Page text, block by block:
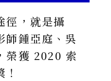
徑，就是攝
師鍾亞庭、吳
榮獲 2020 索